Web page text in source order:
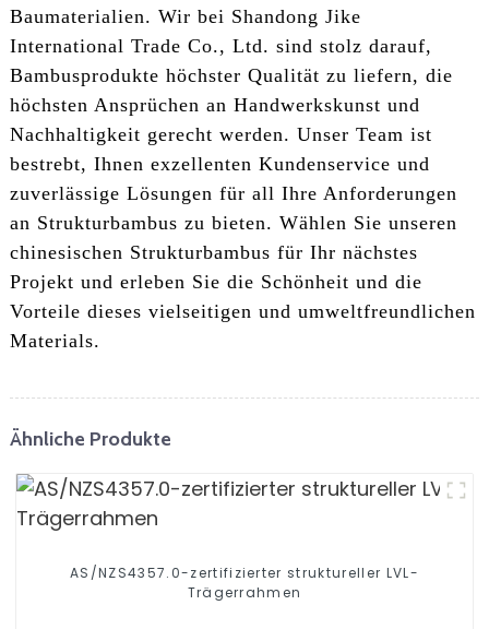
Baumaterialien. Wir bei Shandong Jike
International Trade Co., Ltd. sind stolz darauf,
Bambusprodukte höchster Qualität zu liefern, die
höchsten Ansprüchen an Handwerkskunst und
Nachhaltigkeit gerecht werden. Unser Team ist
bestrebt, Ihnen exzellenten Kundenservice und
zuverlässige Lösungen für all Ihre Anforderungen
an Strukturbambus zu bieten. Wählen Sie unseren
chinesischen Strukturbambus für Ihr nächstes
Projekt und erleben Sie die Schönheit und die
Vorteile dieses vielseitigen und umweltfreundlichen
Materials.
Ähnliche Produkte
AS/NZS4357.0-zertifizierter struktureller LVL-
Trägerrahmen